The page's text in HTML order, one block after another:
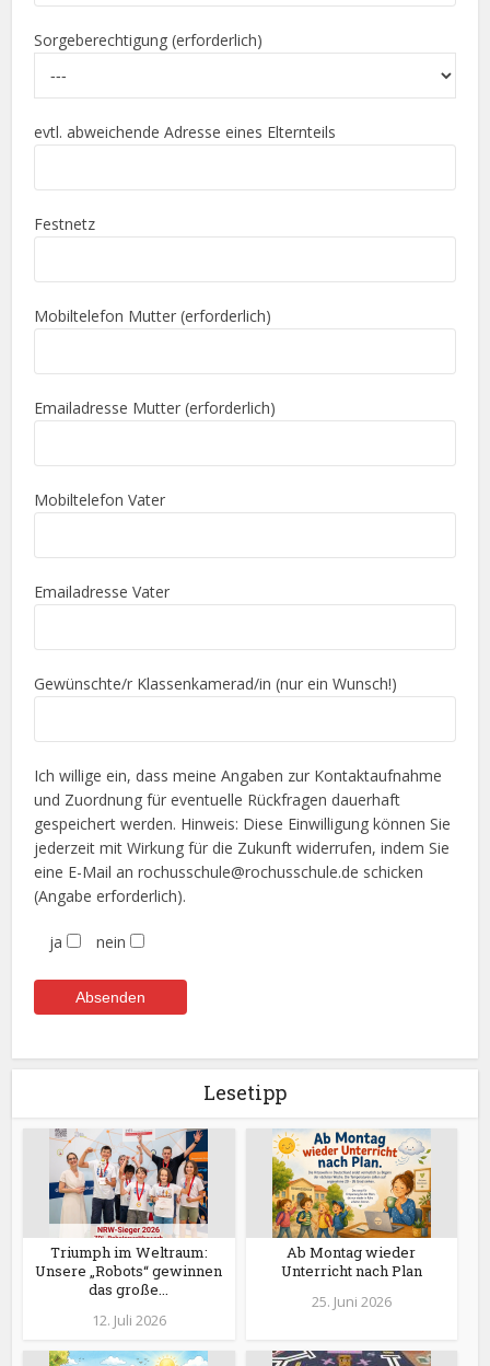
Sorgeberechtigung (erforderlich)
evtl. abweichende Adresse eines Elternteils
Festnetz
Mobiltelefon Mutter (erforderlich)
Emailadresse Mutter (erforderlich)
Mobiltelefon Vater
Emailadresse Vater
Gewünschte/r Klassenkamerad/in (nur ein Wunsch!)
Ich willige ein, dass meine Angaben zur Kontaktaufnahme
und Zuordnung für eventuelle Rückfragen dauerhaft
gespeichert werden. Hinweis: Diese Einwilligung können Sie
jederzeit mit Wirkung für die Zukunft widerrufen, indem Sie
eine E-Mail an rochusschule@rochusschule.de schicken
(Angabe erforderlich).
ja nein
Lesetipp
Triumph im Weltraum:
Unsere „Robots“ gewinnen
das große...
12. Juli 2026
Ab Montag wieder
Unterricht nach Plan
25. Juni 2026